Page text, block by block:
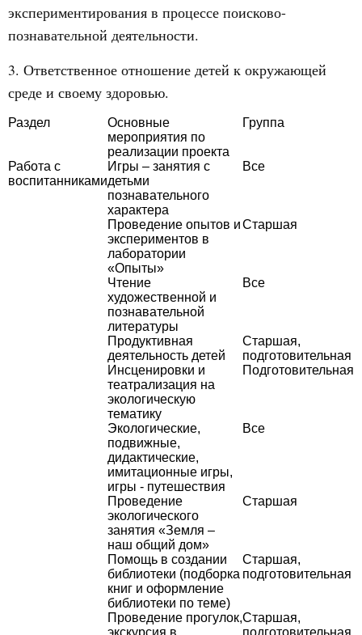
экспериментирования в процессе поисково-
познавательной деятельности.
3. Ответственное отношение детей к окружающей
среде и своему здоровью.
Раздел
Основные
мероприятия по
реализации проекта
Группа
Работа с
воспитанниками
Игры – занятия с
детьми
познавательного
характера
Все
Проведение опытов и
экспериментов в
лаборатории
«Опыты»
Старшая
Чтение
художественной и
познавательной
литературы
Все
Продуктивная
деятельность детей
Старшая,
подготовительная
Инсценировки и
театрализация на
экологическую
тематику
Подготовительная
Экологические,
подвижные,
дидактические,
имитационные игры,
игры - путешествия
Все
Проведение
экологического
занятия «Земля –
наш общий дом»
Старшая
Помощь в создании
библиотеки (подборка
книг и оформление
библиотеки по теме)
Старшая,
подготовительная
Проведение прогулок,
экскурсия в
Старшая,
подготовительная